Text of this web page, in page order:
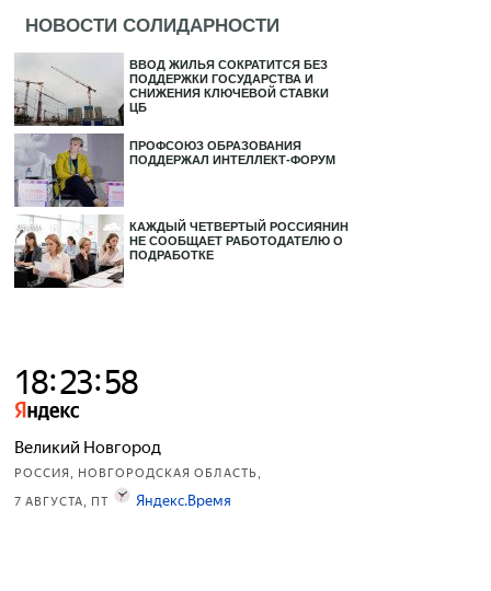
НОВОСТИ СОЛИДАРНОСТИ
ВВОД ЖИЛЬЯ СОКРАТИТСЯ БЕЗ
ПОДДЕРЖКИ ГОСУДАРСТВА И
СНИЖЕНИЯ КЛЮЧЕВОЙ СТАВКИ
ЦБ
ПРОФСОЮЗ ОБРАЗОВАНИЯ
ПОДДЕРЖАЛ ИНТЕЛЛЕКТ-ФОРУМ
КАЖДЫЙ ЧЕТВЕРТЫЙ РОССИЯНИН
НЕ СООБЩАЕТ РАБОТОДАТЕЛЮ О
ПОДРАБОТКЕ